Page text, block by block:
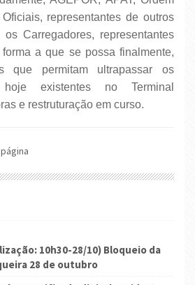
representantes de outros
Carregadores, representantes
a que se possa finalmente,
que permitam ultrapassar os
hoje existentes no Terminal
e restruturação em curso.
10h30-28/10) Bloqueio da
28 de outubro